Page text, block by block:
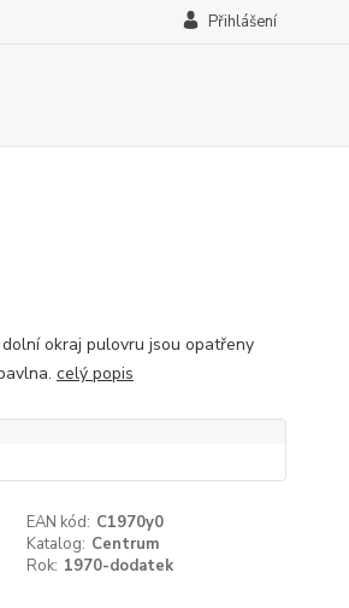
Přihlášení
okraj pulovru jsou opatřeny
celý popis
EAN kód: C1970y0
Katalog: Centrum
Rok: 1970-dodatek